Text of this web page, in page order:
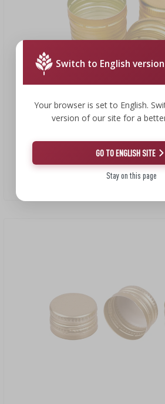
Bouchon pour bouteilles fi31,5/24 - doré - 6
Switch to English version
Your browser is set to English.
version of our site for a
GO TO ENGLISH SITE
Stay on this page